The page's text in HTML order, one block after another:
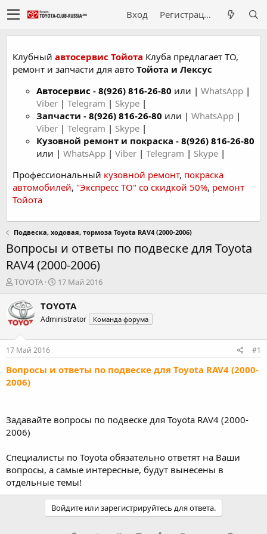
Вход Регистрация
Клубный автосервис Тойота Клуба предлагает ТО,
ремонт и запчасти для авто Тойота и Лексус
Автосервис - 8(926) 816-26-80 или | WhatsApp |
Viber | Telegram | Skype |
Запчасти - 8(926) 816-26-80 или | WhatsApp |
Viber | Telegram | Skype |
Кузовной ремонт и покраска - 8(926) 816-26-80
или | WhatsApp | Viber | Telegram | Skype |
Профессиональный кузовной ремонт, покраска
автомобилей, "Экспресс ТО" со скидкой 50%, ремонт
Тойота
Подвеска, ходовая, тормоза Toyota RAV4 (2000-2006)
Вопросы и ответы по подвеске для Toyota
RAV4 (2000-2006)
А
т
о
р
е
м
ы
TOYOTA
Д
т
н
л
17 Май 2016
TOYOTA
Administrator Команда форума
17 Май 2016 #1
Вопросы и ответы по подвеске для Toyota RAV4 (2000-
2006)
Задавайте вопросы по подвеске для Toyota RAV4 (2000-
2006)
Специалисты по Toyota обязательно ответят на Ваши
вопросы, а самые интересные, будут вынесены в
отдельные темы!
Войдите или зарегистрируйтесь для ответа.